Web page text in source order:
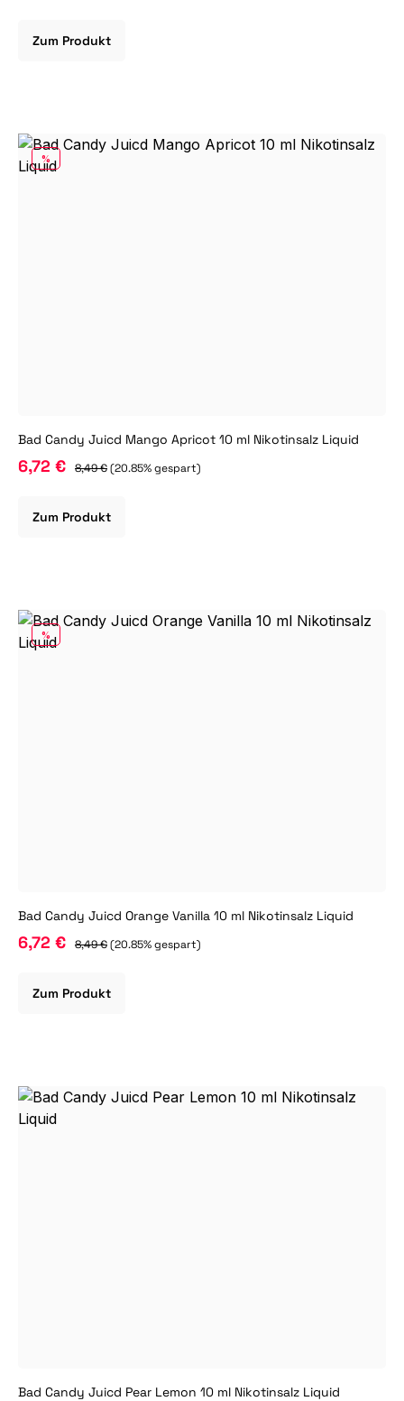
Zum Produkt
RABATT
%
Bad Candy Juicd Mango Apricot 10 ml Nikotinsalz Liquid
6,72 € 8,49 €(20.85% gespart)
Zum Produkt
RABATT
%
Bad Candy Juicd Orange Vanilla 10 ml Nikotinsalz Liquid
6,72 € 8,49 €(20.85% gespart)
Zum Produkt
Bad Candy Juicd Pear Lemon 10 ml Nikotinsalz Liquid